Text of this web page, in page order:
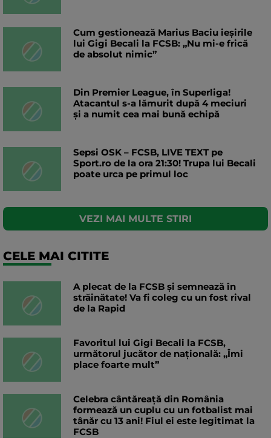
Cum gestionează Marius Baciu ieșirile
lui Gigi Becali la FCSB: „Nu mi-e frică
de absolut nimic”
Din Premier League, în Superliga!
Atacantul s-a lămurit după 4 meciuri
și a numit cea mai bună echipă
Sepsi OSK – FCSB, LIVE TEXT pe
Sport.ro de la ora 21:30! Trupa lui Becali
poate urca pe primul loc
VEZI MAI MULTE STIRI
CELE MAI CITITE
A plecat de la FCSB și semnează în
străinătate! Va fi coleg cu un fost rival
de la Rapid
Favoritul lui Gigi Becali la FCSB,
următorul jucător de națională: „Îmi
place foarte mult”
Celebra cântăreață din România
formează un cuplu cu un fotbalist mai
tânăr cu 13 ani! Fiul ei este legitimat la
FCSB